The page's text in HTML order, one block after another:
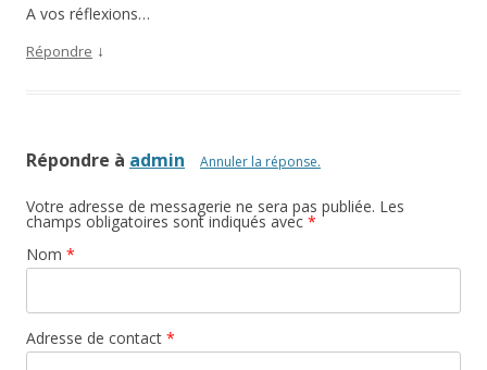
A vos réflexions…
Répondre ↓
Répondre à admin Annuler la réponse.
Votre adresse de messagerie ne sera pas publiée. Les
champs obligatoires sont indiqués avec *
Nom *
Adresse de contact *